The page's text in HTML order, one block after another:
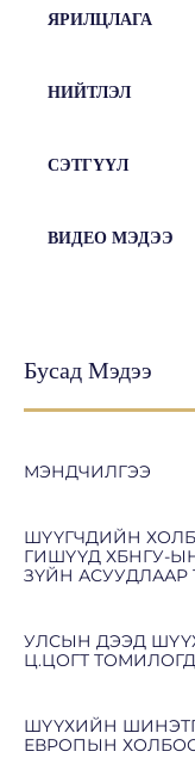
ЯРИЛЦЛАГА
НИЙТЛЭЛ
СЭТГҮҮЛ
ВИДЕО МЭДЭЭ
Бусад Мэдээ
МЭНДЧИЛГЭЭ
ШҮҮГЧДИЙН
ГИШҮҮД ХБНГУ-
ЗҮЙН
УЛСЫН ДЭЭД
Ц.ЦОГТ
ШҮҮХИЙН
ЕВРОПЫН